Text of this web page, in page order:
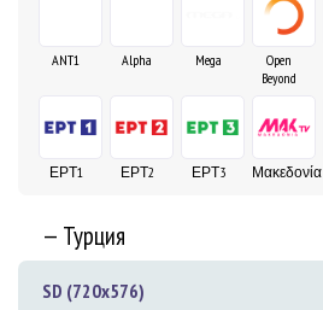
ANT1 Alpha Mega
Open
Beyond
ΕΡΤ1 ΕΡΤ2 ΕΡΤ3 Μακεδονία
— Турция
SD (720x576)